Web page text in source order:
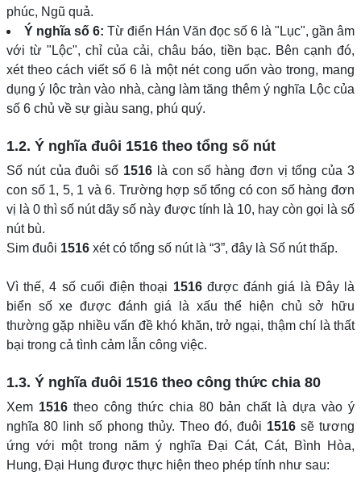
phúc, Ngũ quả.
Ý nghĩa số 6: Từ điển Hán Văn đọc số 6 là "Lục", gần âm
với từ "Lộc", chỉ của cải, châu báo, tiền bạc. Bên cạnh đó,
xét theo cách viết số 6 là một nét cong uốn vào trong, mang
dụng ý lộc tràn vào nhà, càng làm tăng thêm ý nghĩa Lộc của
số 6 chủ về sự giàu sang, phú quý.
1.2. Ý nghĩa đuôi 1516 theo tổng số nút
Số nút của đuôi số 1516là con số hàng đơn vị tổng của 3
con số 1, 5, 1 và 6. Trường hợp số tổng có con số hàng đơn
vị là 0 thì số nút dãy số này được tính là 10, hay còn gọi là số
nút bù.
Sim đuôi 1516 xét có tổng số nút là “3”, đây là Số nút thấp.
Vì thế, 4 số cuối điện thoại 1516được đánh giá là Đây là
biển số xe được đánh giá là xấu thể hiện chủ sở hữu
thường gặp nhiều vấn đề khó khăn, trở ngại, thậm chí là thất
bại trong cả tình cảm lẫn công việc.
1.3. Ý nghĩa đuôi 1516 theo công thức chia 80
Xem 1516 theo công thức chia 80 bản chất là dựa vào ý
nghĩa 80 linh số phong thủy. Theo đó, đuôi 1516 sẽ tương
ứng với một trong năm ý nghĩa Đại Cát, Cát, Bình Hòa,
Hung, Đại Hung được thực hiện theo phép tính như sau: